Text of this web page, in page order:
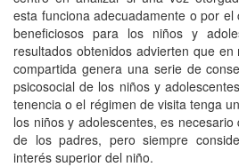
esta funciona adecuadamente o por
beneficiosos para los niños y
resultados obtenidos advierten que
compartida genera una serie de
psicosocial de los niños y
tenencia o el régimen de visita tenga
los niños y adolescentes, es
de los padres, pero siempre
interés superior del niño.